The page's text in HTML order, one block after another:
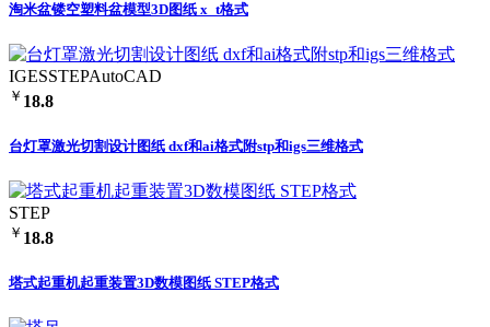
淘米盆镂空塑料盆模型3D图纸 x_t格式
IGESSTEPAutoCAD
￥ 18.8
台灯罩激光切割设计图纸 dxf和ai格式附stp和igs三维格式
STEP
￥ 18.8
塔式起重机起重装置3D数模图纸 STEP格式